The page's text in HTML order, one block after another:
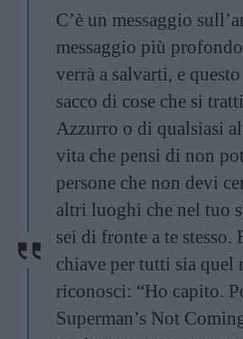
C’è un messaggio
messaggio più
verrà a salvarti, e
sacco di cose che si
Azzurro o di qualsiasi
vita che pensi di non
persone che non devi
altri luoghi che nel tuo
sei di fronte a te stesso.
chiave per tutti sia quel
riconosci: “Ho capito.
Superman’s Not